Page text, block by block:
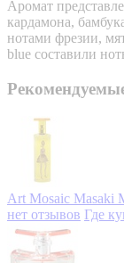
Аромат
кардамона,
нотами фрезии,
blue составили
Art Mosaic Masaki
нет отзывов Где